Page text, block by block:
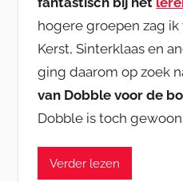
hogere groepen zag
Kerst, Sinterklaas en
ging daarom op zoek
van Dobble voor de
Dobble is toch
Verder lezen